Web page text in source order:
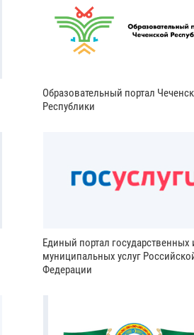
Образовательный портал
Республики
Единый портал государственных
муниципальных услуг
Федерации